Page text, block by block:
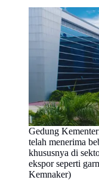
Gedung
telah menerima
khususnya di
ekspor seperti
Kemnaker)